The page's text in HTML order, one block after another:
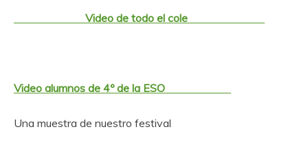
Video de todo el cole
Video alumnos de 4º de la ESO
Una muestra de nuestro festival